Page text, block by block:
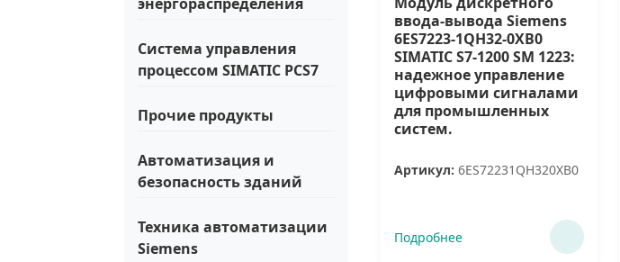
Система управления
процессом SIMATIC PCS7
Прочие продукты
Автоматизация и
безопасность зданий
Техника автоматизации
Siemens
ввода-вывода Siemens
6ES7223-1QH32-0XB0
SIMATIC S7-1200 SM 1223:
надежное управление
цифровыми сигналами
для промышленных
систем.
Артикул: 6ES72231QH320XB0
Подробнее